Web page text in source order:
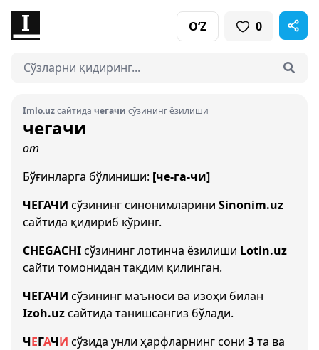
O‘Z 0
Imlo.uzсайтида чегачи сўзининг ёзилиши
чегачи
от
Бўғинларга бўлиниши: [че-га-чи]
ЧЕГАЧИ сўзининг синонимларини Sinonim.uz
сайтида қидириб кўринг.
CHEGACHIсўзининг лотинча ёзилиши Lotin.uz
сайти томонидан тақдим қилинган.
ЧЕГАЧИ сўзининг маъноси ва изоҳи билан
Izoh.uzсайтида танишсангиз бўлади.
ЧЕГАЧИ сўзида унли ҳарфларнинг сони 3та ва